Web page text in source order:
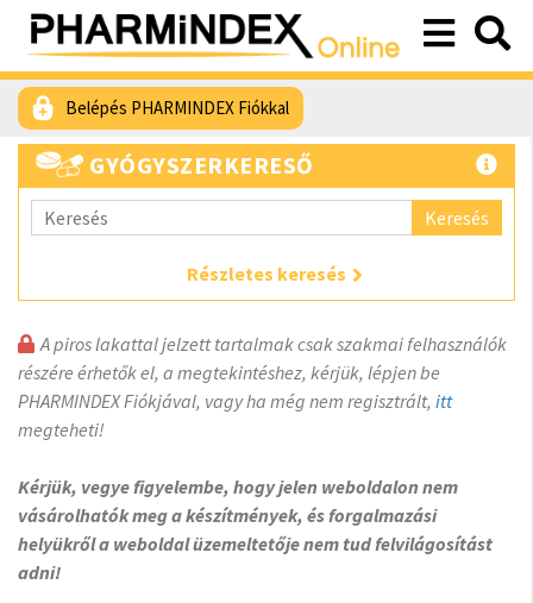
Belépés PHARMINDEX Fiókkal
GYÓGYSZERKERESŐ
Keresés
Részletes keresés
A piros lakattal jelzett tartalmak csak szakmai felhasználók
részére érhetők el, a megtekintéshez, kérjük, lépjen be
PHARMINDEX Fiókjával, vagy ha még nem regisztrált, itt
megteheti!
Kérjük, vegye figyelembe, hogy jelen weboldalon nem
vásárolhatók meg a készítmények, és forgalmazási
helyükről a weboldal üzemeltetője nem tud felvilágosítást
adni!